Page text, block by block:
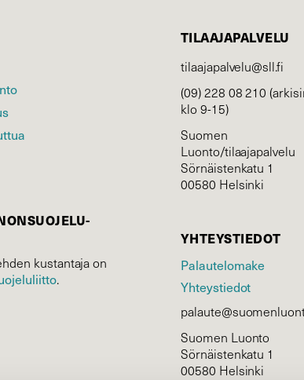
kustantaja on
.
TILAAJAPALVELU
tilaajapalvelu@sll.fi
(09) 228 08 210
klo 9-15)
Suomen
Luonto/tilaajapalvelu
Sörnäistenkatu 1
00580 Helsinki
YHTEYSTIEDOT
Palautelomake
Yhteystiedot
Suomen Luonto
Sörnäistenkatu 1
00580 Helsinki